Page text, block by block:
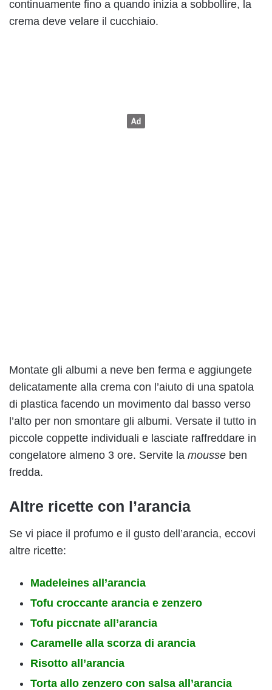
continuamente fino a quando inizia a sobbollire, la
crema deve velare il cucchiaio.
Montate gli albumi a neve ben ferma e aggiungete
delicatamente alla crema con l’aiuto di una spatola
di plastica facendo un movimento dal basso verso
l’alto per non smontare gli albumi. Versate il tutto in
piccole coppette individuali e lasciate raffreddare in
congelatore almeno 3 ore. Servite la mousse ben
fredda.
Altre ricette con l’arancia
Se vi piace il profumo e il gusto dell’arancia, eccovi
altre ricette:
Madeleines all’arancia
Tofu croccante arancia e zenzero
Tofu piccnate all’arancia
Caramelle alla scorza di arancia
Risotto all’arancia
Torta allo zenzero con salsa all’arancia